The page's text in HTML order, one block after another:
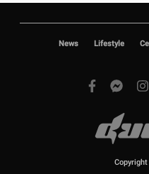
News Lifestyle